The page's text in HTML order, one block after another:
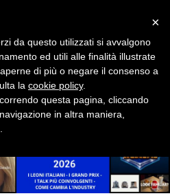
×
da questo utilizzati si avvalgono
ed utili alle finalità illustrate
di più o negare il consenso a
la cookie policy.
questa pagina, cliccando
in altra maniera,